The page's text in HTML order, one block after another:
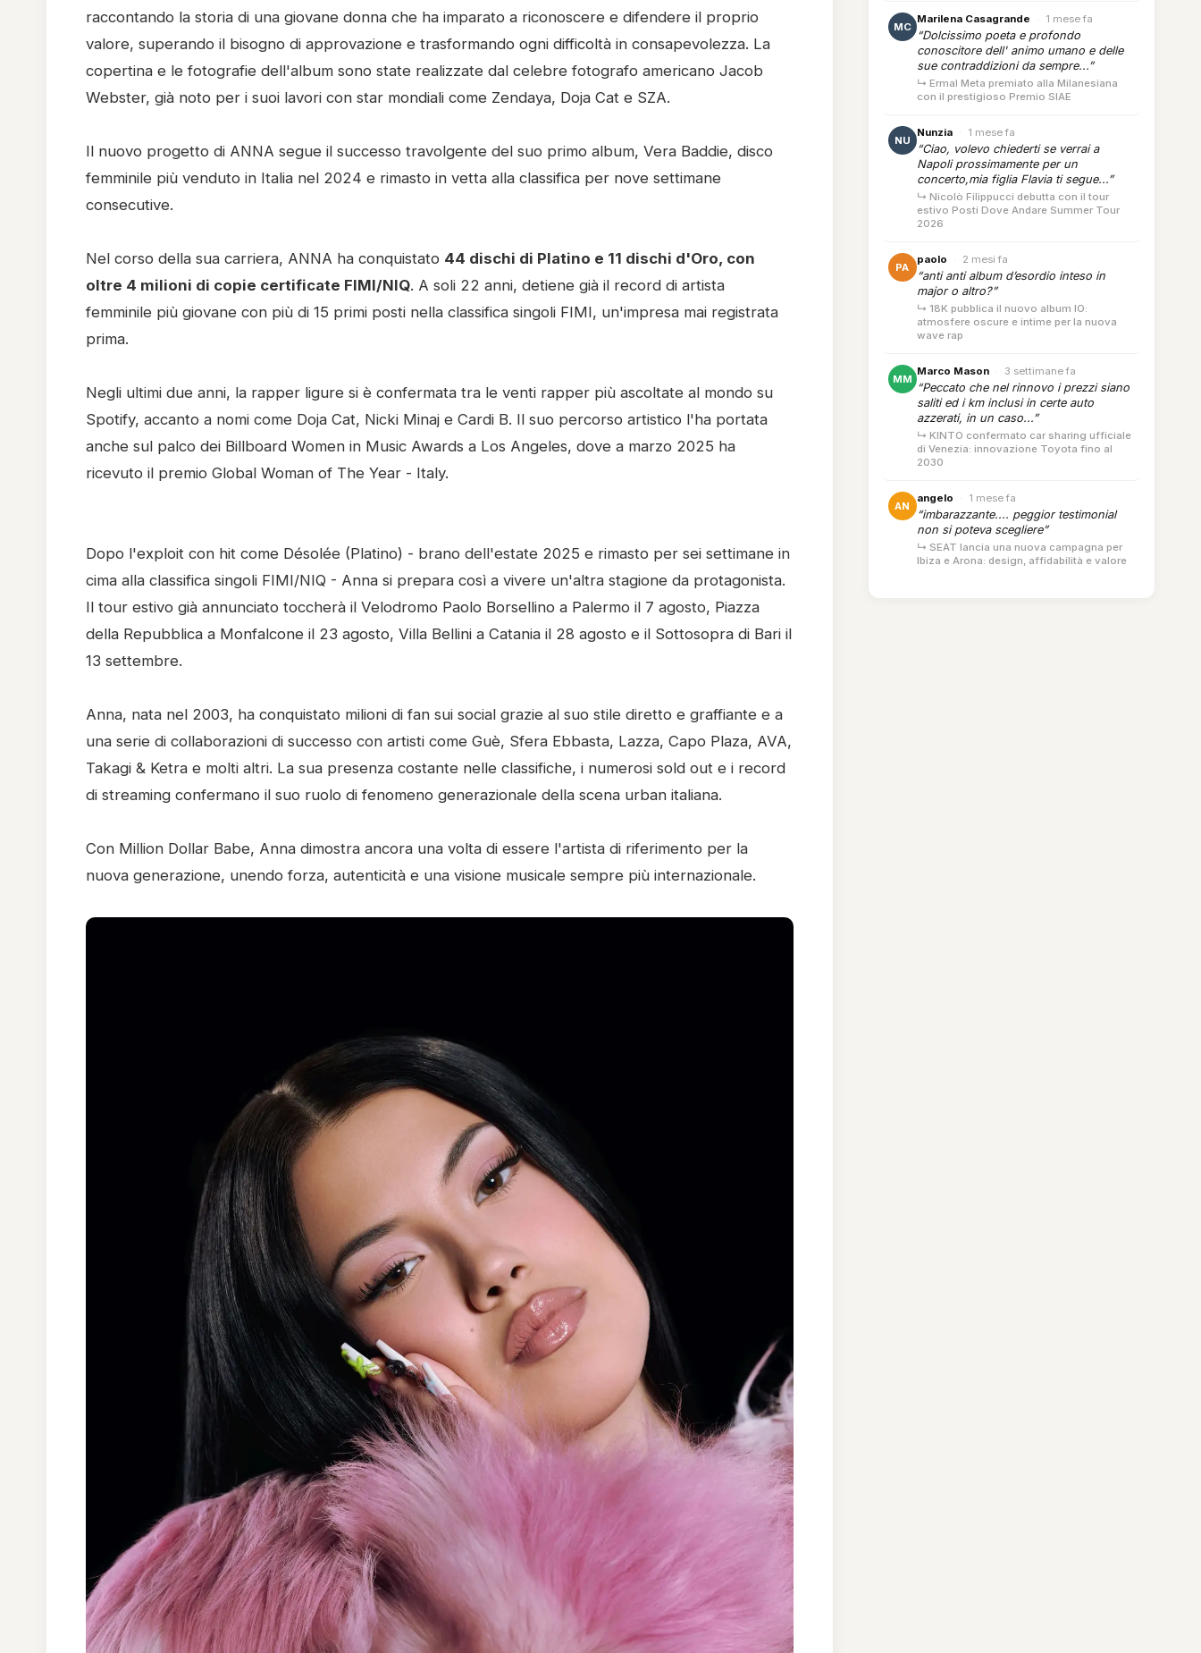
raccontando la storia di una giovane donna che ha imparato a riconoscere e difendere il proprio
valore, superando il bisogno di approvazione e trasformando ogni difficoltà in consapevolezza. La
copertina e le fotografie dell'album sono state realizzate dal celebre fotografo americano Jacob
Webster, già noto per i suoi lavori con star mondiali come Zendaya, Doja Cat e SZA.
Il nuovo progetto di ANNA segue il successo travolgente del suo primo album, Vera Baddie, disco
femminile più venduto in Italia nel 2024 e rimasto in vetta alla classifica per nove settimane
consecutive.
Nel corso della sua carriera, ANNA ha conquistato 44 dischi di Platino e 11 dischi d'Oro, con
oltre 4 milioni di copie certificate FIMI/NIQ. A soli 22 anni, detiene già il record di artista
femminile più giovane con più di 15 primi posti nella classifica singoli FIMI, un'impresa mai registrata
prima.
Negli ultimi due anni, la rapper ligure si è confermata tra le venti rapper più ascoltate al mondo su
Spotify, accanto a nomi come Doja Cat, Nicki Minaj e Cardi B. Il suo percorso artistico l'ha portata
anche sul palco dei Billboard Women in Music Awards a Los Angeles, dove a marzo 2025 ha
ricevuto il premio Global Woman of The Year - Italy.
Dopo l'exploit con hit come Désolée (Platino) - brano dell'estate 2025 e rimasto per sei settimane in
cima alla classifica singoli FIMI/NIQ - Anna si prepara così a vivere un'altra stagione da protagonista.
Il tour estivo già annunciato toccherà il Velodromo Paolo Borsellino a Palermo il 7 agosto, Piazza
della Repubblica a Monfalcone il 23 agosto, Villa Bellini a Catania il 28 agosto e il Sottosopra di Bari il
13 settembre.
Anna, nata nel 2003, ha conquistato milioni di fan sui social grazie al suo stile diretto e graffiante e a
una serie di collaborazioni di successo con artisti come Guè, Sfera Ebbasta, Lazza, Capo Plaza, AVA,
Takagi & Ketra e molti altri. La sua presenza costante nelle classifiche, i numerosi sold out e i record
di streaming confermano il suo ruolo di fenomeno generazionale della scena urban italiana.
Con Million Dollar Babe, Anna dimostra ancora una volta di essere l'artista di riferimento per la
nuova generazione, unendo forza, autenticità e una visione musicale sempre più internazionale.
MC
Marilena Casagrande · 1 mese fa
“Dolcissimo poeta e profondo
conoscitore dell' animo umano e delle
sue contraddizioni da sempre...”
↳ Ermal Meta premiato alla Milanesiana
con il prestigioso Premio SIAE
NU
Nunzia · 1 mese fa
“Ciao, volevo chiederti se verrai a
Napoli prossimamente per un
concerto,mia figlia Flavia ti segue...”
↳ Nicolò Filippucci debutta con il tour
estivo Posti Dove Andare Summer Tour
2026
PA
paolo · 2 mesi fa
“anti anti album d’esordio inteso in
major o altro?”
↳ 18K pubblica il nuovo album IO:
atmosfere oscure e intime per la nuova
wave rap
MM
Marco Mason · 3 settimane fa
“Peccato che nel rinnovo i prezzi siano
saliti ed i km inclusi in certe auto
azzerati, in un caso...”
↳ KINTO confermato car sharing ufficiale
di Venezia: innovazione Toyota fino al
2030
AN
angelo · 1 mese fa
“imbarazzante.... peggior testimonial
non si poteva scegliere”
↳ SEAT lancia una nuova campagna per
Ibiza e Arona: design, affidabilità e valore